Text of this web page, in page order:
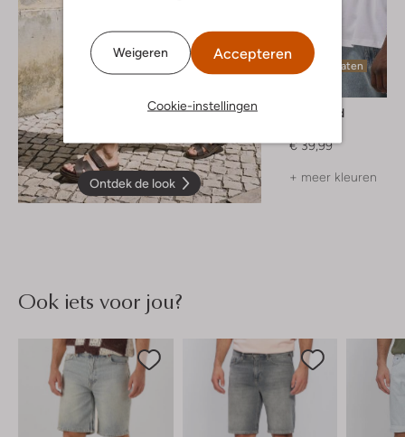
Weigeren Accepteren
Cookie-instellingen
Ontdek de look
Laatste maten
Woodbird
€ 39,99
+ meer kleuren
Ook iets voor jou?